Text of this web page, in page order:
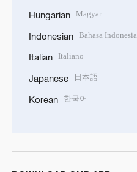
Hungarian Magyar
Indonesian Bahasa Indonesia
Italian Italiano
Japanese 日本語
Korean 한국어